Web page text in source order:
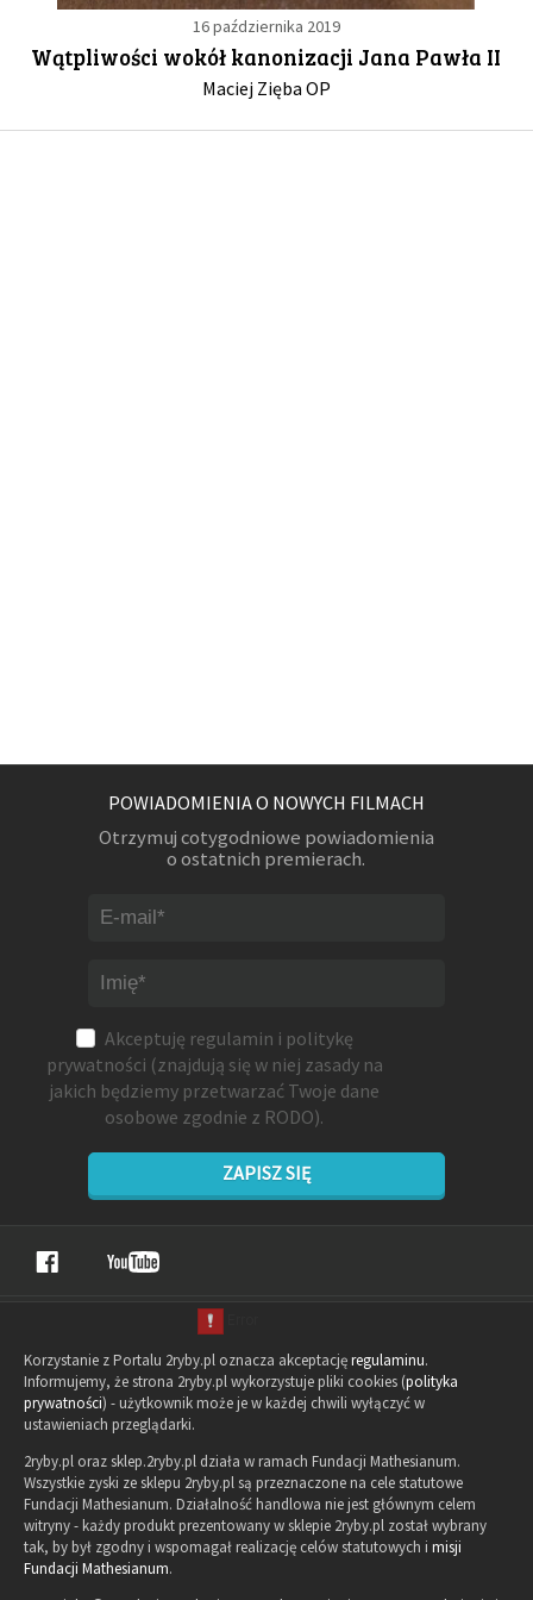
GALERIA
DRUŻYNA
16 października 2019
Wątpliwości wokół kanonizacji Jana Pawła II
Maciej Zięba OP
POWIADOMIENIA O NOWYCH FILMACH
Otrzymuj cotygodniowe powiadomienia
o ostatnich premierach.
Akceptuję regulamin i politykę
prywatności (znajdują się w niej zasady na
jakich będziemy przetwarzać Twoje dane
osobowe zgodnie z RODO).
ZAPISZ SIĘ
Korzystanie z Portalu 2ryby.pl oznacza akceptacjęregulaminu.
Informujemy, że strona 2ryby.pl wykorzystuje pliki cookies (polityka
prywatności) - użytkownik może je w każdej chwili wyłączyć w
ustawieniach przeglądarki.
2ryby.pl oraz sklep.2ryby.pl działa w ramach Fundacji Mathesianum.
Wszystkie zyski ze sklepu 2ryby.pl są przeznaczone na cele statutowe
Fundacji Mathesianum. Działalność handlowa nie jest głównym celem
witryny - każdy produkt prezentowany w sklepie 2ryby.pl został wybrany
tak, by był zgodny i wspomagał realizację celów statutowych i misji
Fundacji Mathesianum.